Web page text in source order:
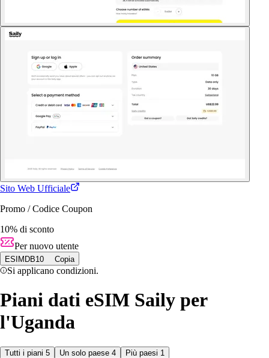
Sito Web Ufficiale
Promo / Codice Coupon
10% di sconto
Per nuovo utente
ESIMDB10 Copia
Si applicano condizioni.
Piani dati eSIM Saily per
l'Uganda
Tutti i piani 5 Un solo paese 4 Più paesi 1